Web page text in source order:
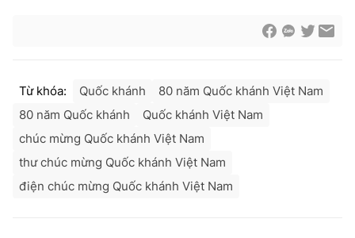
Từ khóa: Quốc khánh
80 năm Quốc khánh Việt Nam
80 năm Quốc khánh
Quốc khánh Việt Nam
chúc mừng Quốc khánh Việt Nam
thư chúc mừng Quốc khánh Việt Nam
điện chúc mừng Quốc khánh Việt Nam